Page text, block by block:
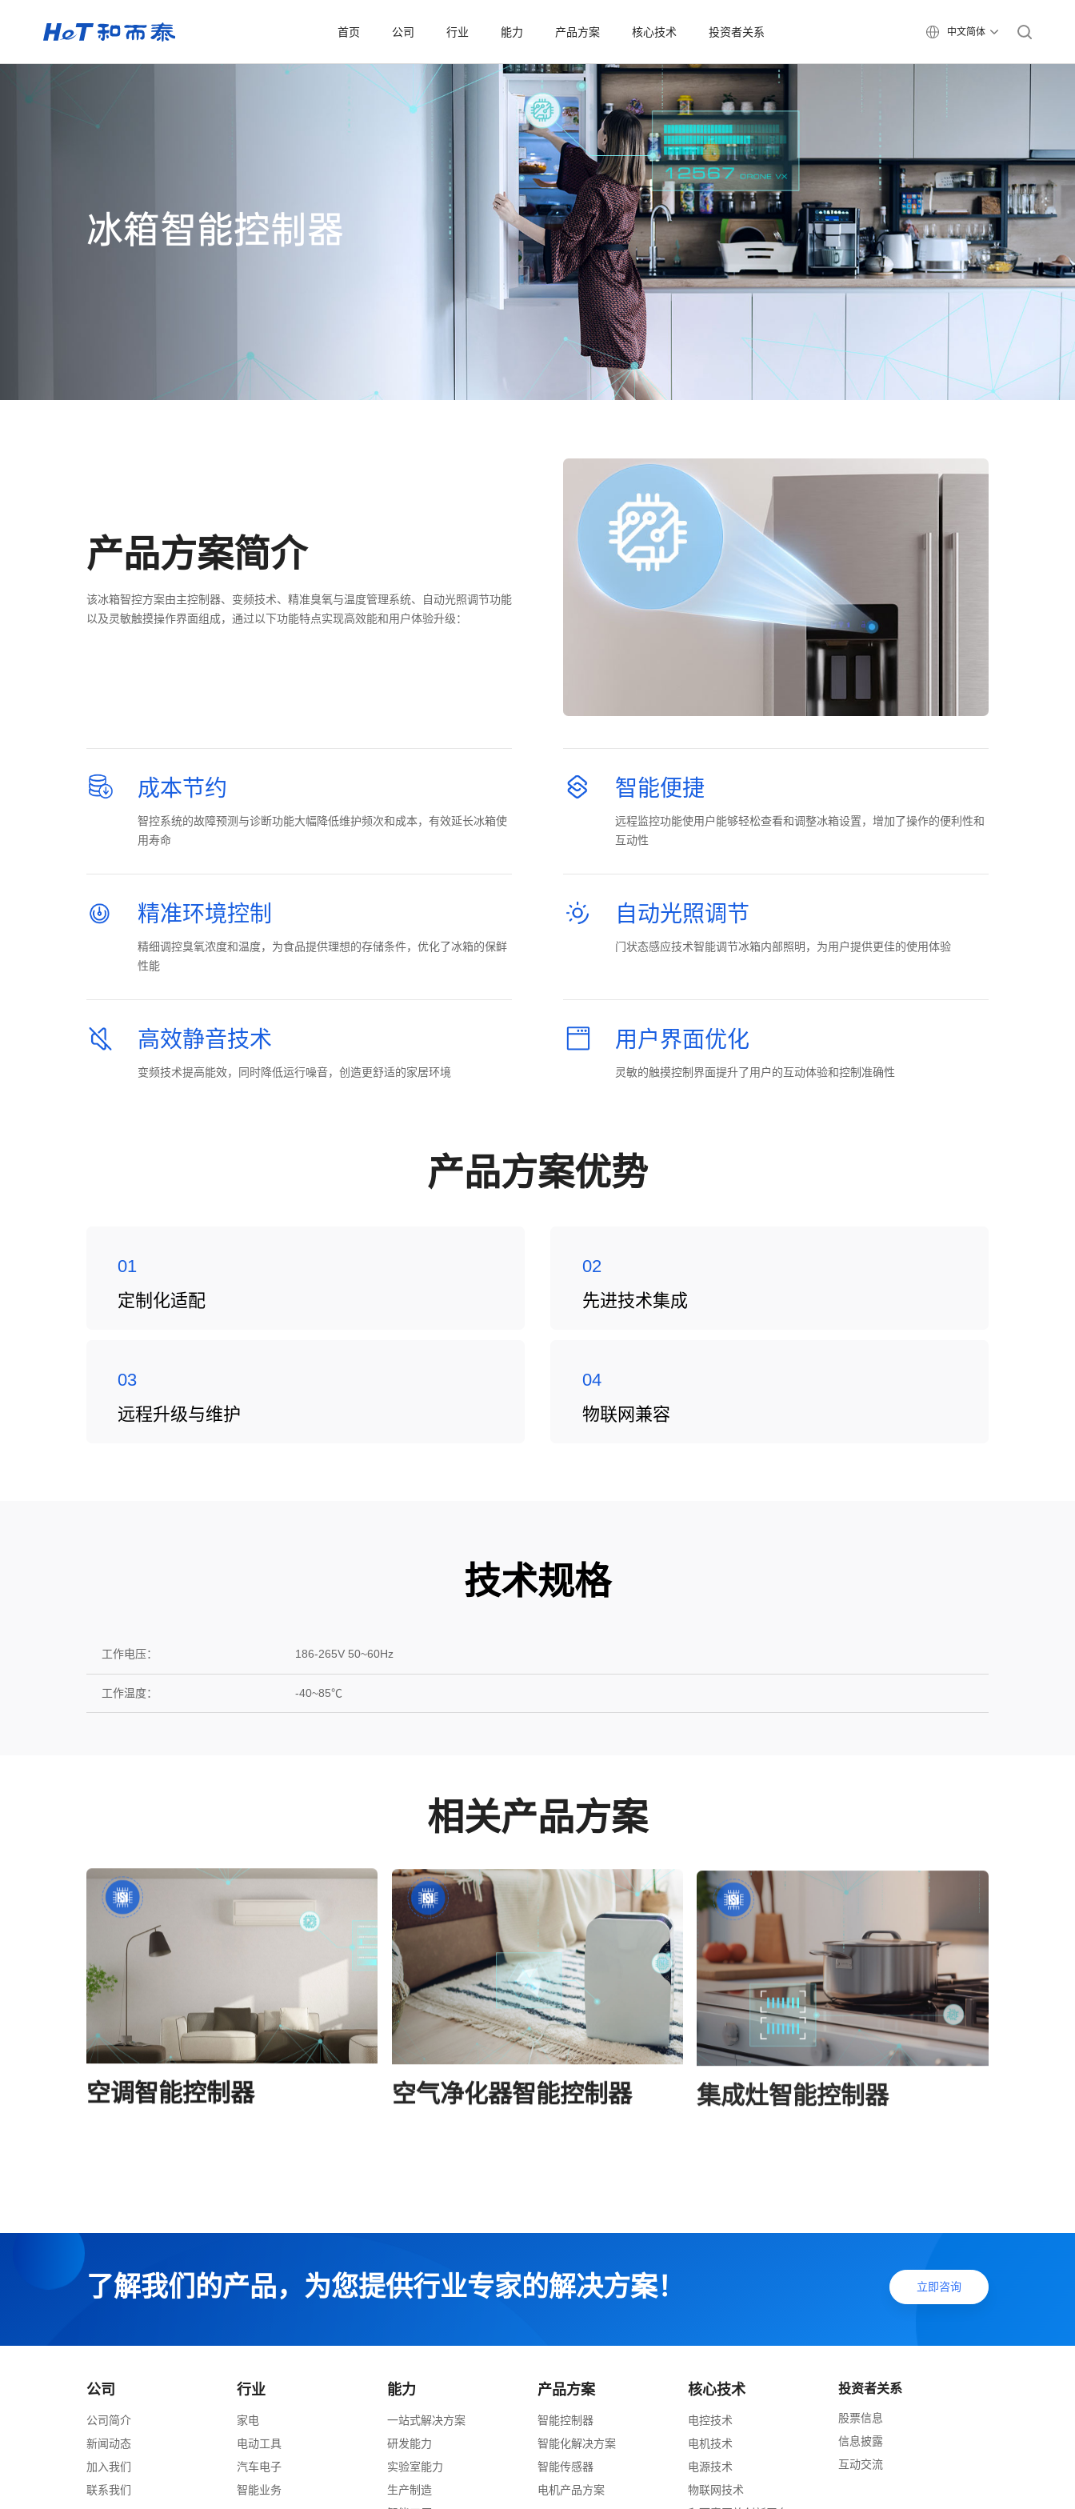
首页 公司 行业 能力 产品方案 核心技术 投资者关系 中文简体
冰箱智能控制器
产品方案简介
该冰箱智控方案由主控制器、变频技术、精准臭氧与温度管理系统、自动光照调节功能
以及灵敏触摸操作界面组成，通过以下功能特点实现高效能和用户体验升级：
成本节约
智控系统的故障预测与诊断功能大幅降低维护频次和成本，有效延长冰箱使
用寿命
智能便捷
远程监控功能使用户能够轻松查看和调整冰箱设置，增加了操作的便利性和
互动性
精准环境控制
精细调控臭氧浓度和温度，为食品提供理想的存储条件，优化了冰箱的保鲜
性能
自动光照调节
门状态感应技术智能调节冰箱内部照明，为用户提供更佳的使用体验
高效静音技术
变频技术提高能效，同时降低运行噪音，创造更舒适的家居环境
用户界面优化
灵敏的触摸控制界面提升了用户的互动体验和控制准确性
产品方案优势
01
定制化适配
02
先进技术集成
03
远程升级与维护
04
物联网兼容
技术规格
工作电压： 186-265V 50~60Hz
工作温度： -40~85℃
相关产品方案
空调智能控制器 空气净化器智能控制器 集成灶智能控制器
了解我们的产品，为您提供行业专家的解决方案！ 立即咨询
公司
公司简介
新闻动态
加入我们
联系我们
行业
家电
电动工具
汽车电子
智能业务
能力
一站式解决方案
研发能力
实验室能力
生产制造
产品方案
智能控制器
智能化解决方案
智能传感器
电机产品方案
核心技术
电控技术
电机技术
电源技术
物联网技术
投资者关系
股票信息
信息披露
互动交流